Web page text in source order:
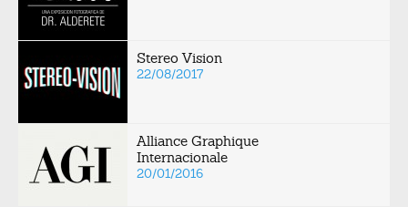
Stereo Vision
22/08/2017
Alliance Graphique
Internacionale
20/01/2016